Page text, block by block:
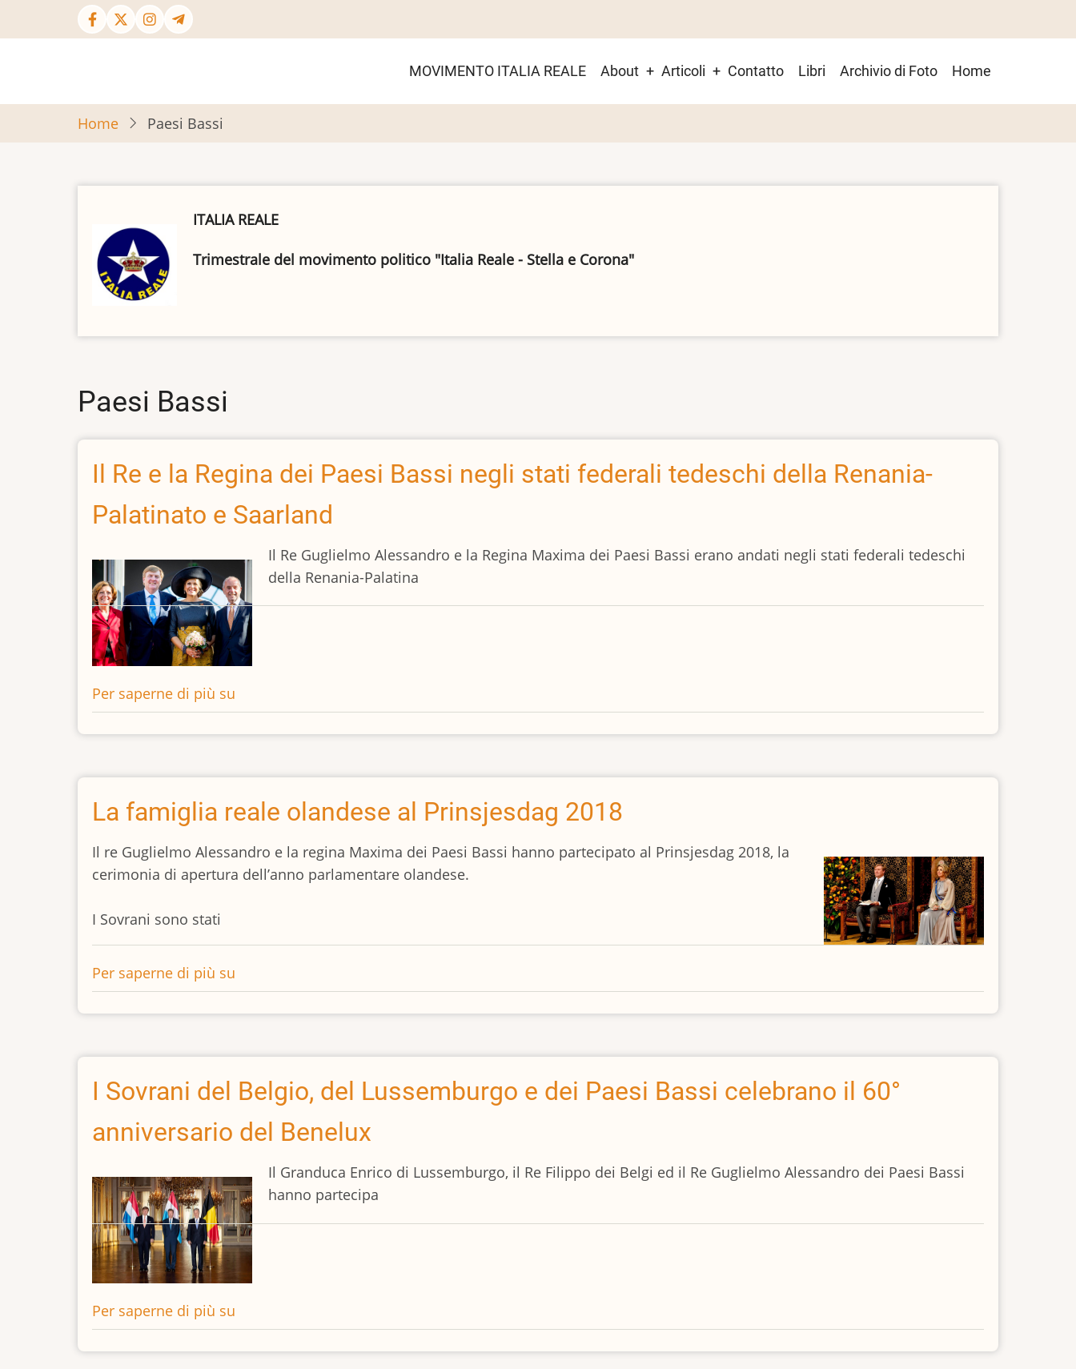
al
Main
menu
MOVIMENTO ITALIA REALE About Articoli Contatto Libri Archivio di Foto Home
Home Paesi Bassi
ITALIA REALE
Trimestrale del movimento politico "Italia Reale - Stella e Corona"
Paesi Bassi
Il Re e la Regina dei Paesi Bassi negli stati federali tedeschi della Renania-
Palatinato e Saarland
Il Re Guglielmo Alessandro e la Regina Maxima dei Paesi Bassi erano andati negli stati federali tedeschi
della Renania-Palatina
Per saperne di più su
Re
e
Regina
dei
Bassi
negli
tedeschi
Saarland
La famiglia reale olandese al Prinsjesdag 2018
Il re Guglielmo Alessandro e la regina Maxima dei Paesi Bassi hanno partecipato al Prinsjesdag 2018, la
cerimonia di apertura dell’anno parlamentare olandese.
I Sovrani sono stati
Per saperne di più su
famiglia
reale
al
Prinsjesdag
I Sovrani del Belgio, del Lussemburgo e dei Paesi Bassi celebrano il 60°
anniversario del Benelux
Il Granduca Enrico di Lussemburgo, il Re Filippo dei Belgi ed il Re Guglielmo Alessandro dei Paesi Bassi
hanno partecipa
Per saperne di più su
Sovrani
del